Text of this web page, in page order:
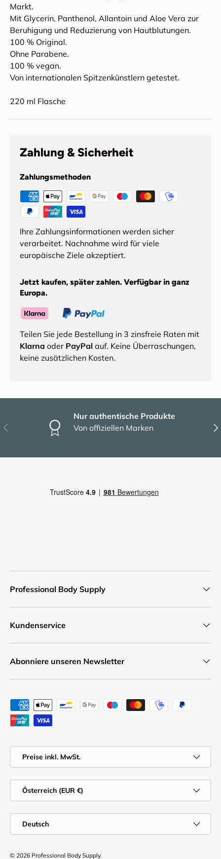
Markt.
Mit Glycerin, Panthenol, Allantoin und Aloe Vera zur
Beruhigung und Reduzierung von Hautblutungen.
100 % Original.
Ohne Parabene.
100 % vegan.
Von internationalen Spitzenkünstlern getestet.
220 ml Flasche
Zahlung & Sicherheit
Zahlungsmethoden
Ihre Zahlungsinformationen werden sicher
verarbeitet. Nachnahme wird für viele
europäische Ziele akzeptiert.
Jetzt kaufen, später zahlen. Verfügbar in ganz
Europa.
Teilen Sie jede Bestellung in 3 zinsfreie Raten mit
Klarna oder PayPal auf. Keine Überraschungen,
keine zusätzlichen Kosten.
Vorherige
Nur authentische Produkte
Von offiziellen Marken
Professional Body Supply
Kundenservice
Abonniere unseren Newsletter
Zahlungsmethoden
Preise inkl. MwSt.
Land/Region
Österreich (EUR €)
Deutsch
© 2026 Professional Body Supply.